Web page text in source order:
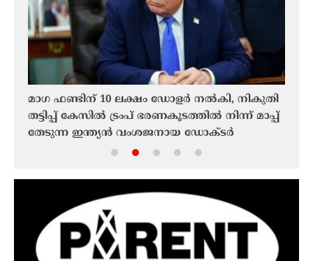
മാഗ ഫണ്ടിന് 10 ലക്ഷം ഡോളർ നൽകി, നികുതി
തട്ടിപ്പ് കേസിൽ ട്രംപ് ഭരണകൂടത്തിൽ നിന്ന് മാപ്പ്
തേടുന്ന ഇന്ത്യൻ വംശജനായ ഡോക്ടർ